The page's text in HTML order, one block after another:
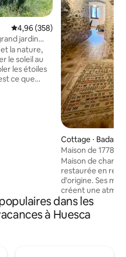
Évaluation moyenne sur la
4,96 (358)
jardin
la nature,
le soleil au
les étoiles
ce que
Cottage ⋅ Badaín
Maison de 1778
Maison de
restaurée en
d'origine. Ses murs épais en pierre
créent une
chaleureuse,
Située à
d'Ordesa et du
dans les
à Huesca